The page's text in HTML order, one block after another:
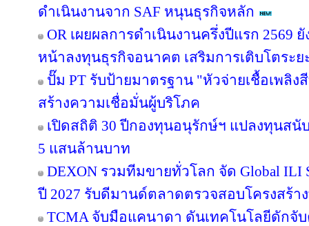
ดำเนินงานจาก SAF หนุนธุรกิจหลัก
OR เผยผลการดำเนินงานครึ่งปีแรก 2569
หน้าลงทุนธุรกิจอนาคต เสริมการเติบโตระย
ปั๊ม PT รับป้ายมาตรฐาน "หัวจ่ายเชื้อเพลิง
สร้างความเชื่อมั่นผู้บริโภค
เปิดสถิติ 30 ปีกองทุนอนุรักษ์ฯ แปลงทุนส
5 แสนล้านบาท
DEXON รวมทีมขายทั่วโลก จัด Global ILI
ปี 2027 รับดีมานด์ตลาดตรวจสอบโครงสร้
TCMA จับมือแคนาดา ดันเทคโนโลยีดักจั